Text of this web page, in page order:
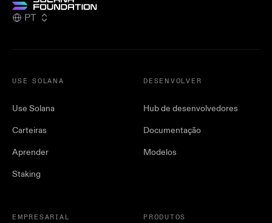
PT
USE SOLANA
Use Solana
Carteiras
Aprender
Staking
DESENVOLVER
Hub de desenvolvedores
Documentação
Modelos
EMPRESARIAL PRODUTOS